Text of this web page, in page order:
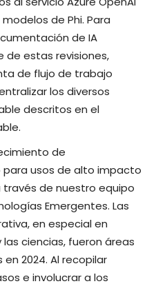
de Phi. Para
de IA
de estas revisiones,
de flujo de trabajo
los diversos
descritos en el
de
usos de alto impacto
través de nuestro equipo
Emergentes. Las
en especial en
ciencias, fueron áreas
2024. Al recopilar
e involucrar a los